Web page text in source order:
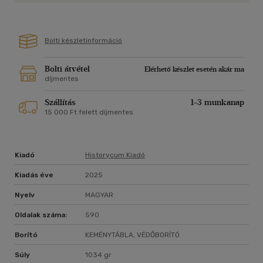
támadásokat és belső viszályokat? Hogyan épülnek,
folyamatosan kacérkodó települések? A regény ezekre a
kérdésekre úgy adja meg a választ, hogy közben számos
maradt.
Bolti készletinformáció
Bolti átvétel
Elérhető készlet esetén akár ma
díjmentes
Szállítás 1-3 munkanap
15 000 Ft felett díjmentes
Kiadó Historycum Kiadó
Kiadás éve 2025
Nyelv MAGYAR
Oldalak száma: 590
Borító KEMÉNYTÁBLA, VÉDŐBORÍTÓ
Súly 1034 gr